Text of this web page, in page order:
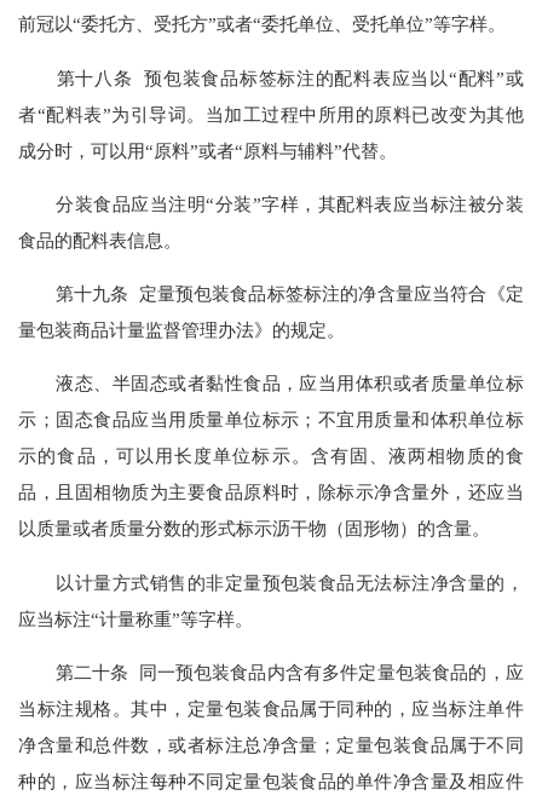
前冠以“委托方、受托方”或者“委托单位、受托单位”等字样。
第十八条 预包装食品标签标注的配料表应当以“配料”或
者“配料表”为引导词。当加工过程中所用的原料已改变为其他
成分时，可以用“原料”或者“原料与辅料”代替。
分装食品应当注明“分装”字样，其配料表应当标注被分装
食品的配料表信息。
第十九条 定量预包装食品标签标注的净含量应当符合《定
量包装商品计量监督管理办法》的规定。
液态、半固态或者黏性食品，应当用体积或者质量单位标
示；固态食品应当用质量单位标示；不宜用质量和体积单位标
示的食品，可以用长度单位标示。含有固、液两相物质的食
品，且固相物质为主要食品原料时，除标示净含量外，还应当
以质量或者质量分数的形式标示沥干物（固形物）的含量。
以计量方式销售的非定量预包装食品无法标注净含量的，
应当标注“计量称重”等字样。
第二十条 同一预包装食品内含有多件定量包装食品的，应
当标注规格。其中，定量包装食品属于同种的，应当标注单件
净含量和总件数，或者标注总净含量；定量包装食品属于不同
种的，应当标注每种不同定量包装食品的单件净含量及相应件